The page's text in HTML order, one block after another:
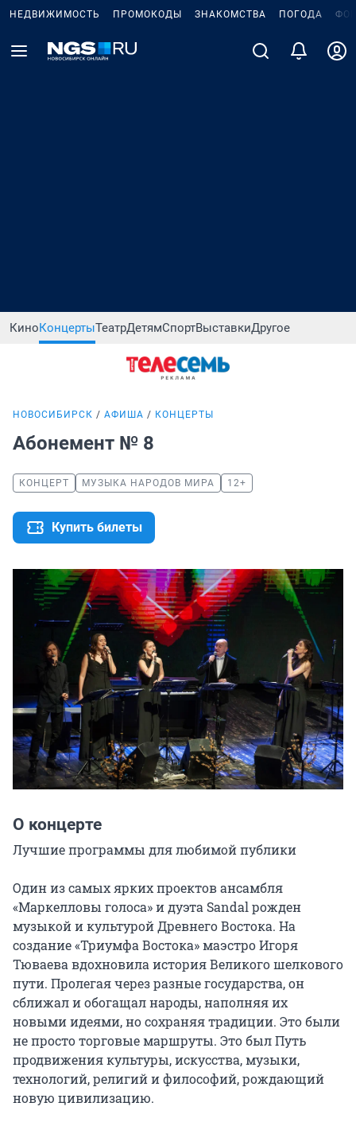
НЕДВИЖИМОСТЬ ПРОМОКОДЫ ЗНАКОМСТВА ПОГОДА
КиноКонцертыТеатрДетямСпортВыставкиДругое
НОВОСИБИРСК АФИША КОНЦЕРТЫ
Абонемент № 8
КОНЦЕРТ МУЗЫКА НАРОДОВ МИРА 12+
Купить билеты
О концерте
Лучшие программы для любимой публики
Один из самых ярких проектов ансамбля
«Маркелловы голоса» и дуэта Sandal рожден
музыкой и культурой Древнего Востока. На
создание «Триумфа Востока» маэстро Игоря
Тюваева вдохновила история Великого шелкового
пути. Пролегая через разные государства, он
сближал и обогащал народы, наполняя их
новыми идеями, но сохраняя традиции. Это были
не просто торговые маршруты. Это был Путь
продвижения культуры, искусства, музыки,
технологий, религий и философий, рождающий
новую цивилизацию.